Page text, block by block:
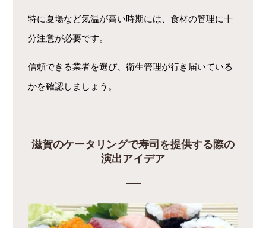
特に夏場など気温が高い時期には、食材の管理に十
分注意が必要です。
信頼できる業者を選び、衛生管理が行き届いている
かを確認しましょう。
滋賀のケータリングで寿司を提供する際の
演出アイデア